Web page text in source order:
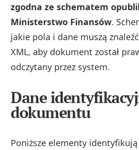
zgodna ze schematem
Ministerstwo Finansów.
jakie pola i dane muszą
XML, aby dokument został
odczytany przez system.
Dane
dokumentu
Poniższe elementy